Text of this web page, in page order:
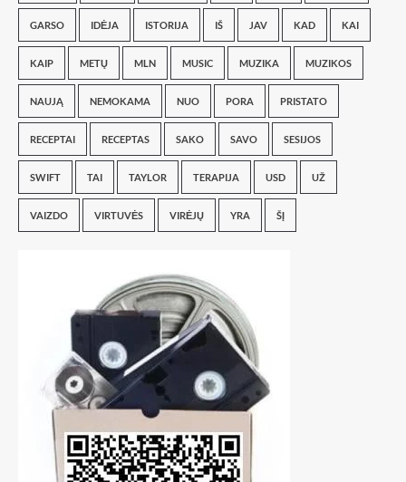
GARSO IDĖJA ISTORIJA IŠ JAV KAD KAI
KAIP METŲ MLN MUSIC MUZIKA MUZIKOS
NAUJĄ NEMOKAMA NUO PORA PRISTATO
RECEPTAI RECEPTAS SAKO SAVO SESIJOS
SWIFT TAI TAYLOR TERAPIJA USD UŽ
VAIZDO VIRTUVĖS VIRĖJŲ YRA ŠĮ